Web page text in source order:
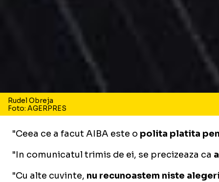
Rudel Obreja
Foto: AGERPRES
"Ceea ce a facut AIBA este o polita platita
"In comunicatul trimis de ei, se precizeaza ca
"Cu alte cuvinte, nu recunoastem niste